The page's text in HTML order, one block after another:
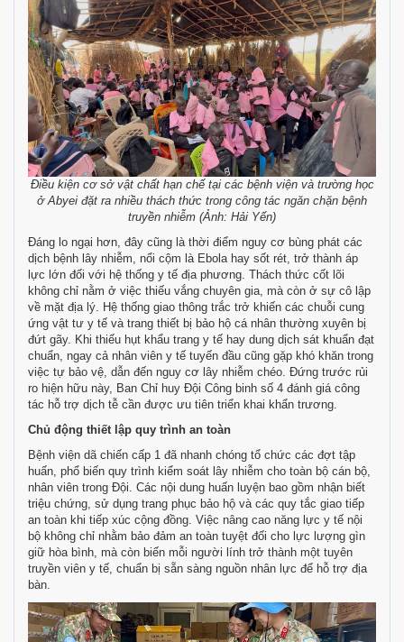
Điều kiện cơ sở vật chất hạn chế tại các bệnh viện và trường học
ở Abyei đặt ra nhiều thách thức trong công tác ngăn chặn bệnh
truyền nhiễm (Ảnh: Hải Yến)
Đáng lo ngại hơn, đây cũng là thời điểm nguy cơ bùng phát các
dịch bệnh lây nhiễm, nổi cộm là Ebola hay sốt rét, trở thành áp
lực lớn đối với hệ thống y tế địa phương. Thách thức cốt lõi
không chỉ nằm ở việc thiếu vắng chuyên gia, mà còn ở sự cô lập
về mặt địa lý. Hệ thống giao thông trắc trở khiến các chuỗi cung
ứng vật tư y tế và trang thiết bị bảo hộ cá nhân thường xuyên bị
đứt gãy. Khi thiếu hụt khẩu trang y tế hay dung dịch sát khuẩn đạt
chuẩn, ngay cả nhân viên y tế tuyến đầu cũng gặp khó khăn trong
việc tự bảo vệ, dẫn đến nguy cơ lây nhiễm chéo. Đứng trước rủi
ro hiện hữu này, Ban Chỉ huy Đội Công binh số 4 đánh giá công
tác hỗ trợ dịch tễ cần được ưu tiên triển khai khẩn trương.
Chủ động thiết lập quy trình an toàn
Bệnh viện dã chiến cấp 1 đã nhanh chóng tổ chức các đợt tập
huấn, phổ biến quy trình kiểm soát lây nhiễm cho toàn bộ cán bộ,
nhân viên trong Đội. Các nội dung huấn luyện bao gồm nhận biết
triệu chứng, sử dụng trang phục bảo hộ và các quy tắc giao tiếp
an toàn khi tiếp xúc cộng đồng. Việc nâng cao năng lực y tế nội
bộ không chỉ nhằm bảo đảm an toàn tuyệt đối cho lực lượng gìn
giữ hòa bình, mà còn biến mỗi người lính trở thành một tuyên
truyền viên y tế, chuẩn bị sẵn sàng nguồn nhân lực để hỗ trợ địa
bàn.